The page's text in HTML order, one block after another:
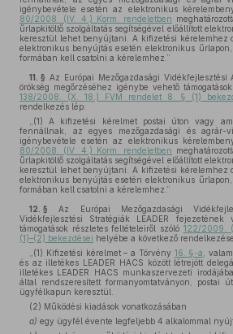
igénybevétele esetén az elektronikus
80/2008. (IV. 4.) Korm. rendeletben
űrlapkitöltő szolgáltatás segítségével előállított
keresztül lehet benyújtani. A kifizetési kérelemhez
elektronikus benyújtás esetén elektronikus
formában kell csatolni a kérelemhez.”
11. § Az Európai Mezőgazdasági
örökség megőrzéséhez igénybe vehető
138/2008. (X. 18.) FVM rendelet 8. § (1)
rendelkezés lép:
„(1) A kifizetési kérelmet postai úton vagy
fennállnak, az egyes mezőgazdasági és agrár-
igénybevétele esetén az elektronikus
80/2008. (IV. 4.) Korm. rendeletben
űrlapkitöltő szolgáltatás segítségével előállított
keresztül lehet benyújtani. A kifizetési kérelemhez
elektronikus benyújtás esetén elektronikus
formában kell csatolni a kérelemhez.”
12. § Az Európai Mezőgazdasági
Vidékfejlesztési Stratégiák LEADER fejezetének
támogatások részletes feltételeiről szóló 122/2009.
(1)–(2) bekezdései helyébe a következő
„(1) Kifizetési kérelmet – a Törvény 16. §-a ,
és az illetékes LEADER HACS között létrejött
illetékes LEADER HACS munkaszervezeti
által rendszeresített formanyomtatványon, postai
ügyfélkapun keresztül.
(2) Működési kiadások vonatkozásában
a) egy ügyfél évente legfeljebb 4 alkalommal